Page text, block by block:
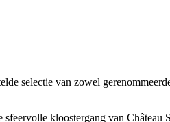
selectie van zowel
kloostergang van Château